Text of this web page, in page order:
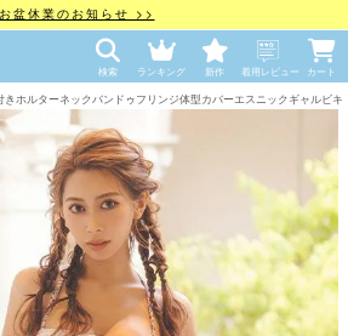
お盆休業のお知らせ >>
検索 ランキング 新作 着用レビュー カート
ホルターネックバンドゥフリンジ体型カバーエスニックギャルビキ